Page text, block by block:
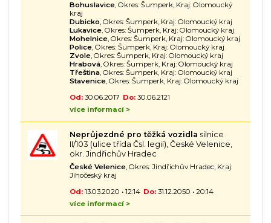
Bohuslavice, Okres: Šumperk, Kraj: Olomoucký
kraj
Dubicko, Okres: Šumperk, Kraj: Olomoucký kraj
Lukavice, Okres: Šumperk, Kraj: Olomoucký kraj
Mohelnice, Okres: Šumperk, Kraj: Olomoucký kraj
Police, Okres: Šumperk, Kraj: Olomoucký kraj
Zvole, Okres: Šumperk, Kraj: Olomoucký kraj
Hrabová, Okres: Šumperk, Kraj: Olomoucký kraj
Třeština, Okres: Šumperk, Kraj: Olomoucký kraj
Stavenice, Okres: Šumperk, Kraj: Olomoucký kraj
Od:30.06.2017 Do: 30.06.2121
více informací >
Neprůjezdné pro těžká vozidla silnice
II/103 (ulice třída Čsl. legií), České Velenice,
okr. Jindřichův Hradec
České Velenice, Okres: Jindřichův Hradec, Kraj:
Jihočeský kraj
Od:13.03.2020 • 12:14 Do: 31.12.2050 • 20:14
více informací >